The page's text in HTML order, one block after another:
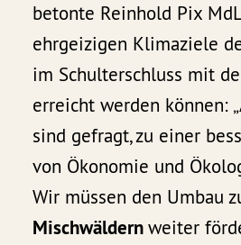
betonte Reinhold Pix
ehrgeizigen Klimaziele
im Schulterschluss mit
erreicht werden können:
sind gefragt, zu einer
von Ökonomie und
Wir müssen den Umbau
Mischwäldernweiter